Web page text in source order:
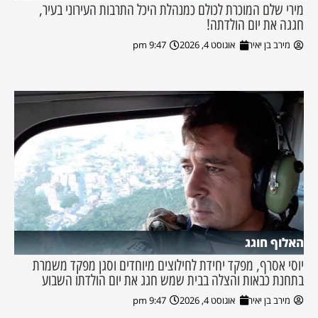
מירי שלם המוכרת לכולם כמנהלת היכל התרבות העירוני בעיר,
חגגה את יום הולדתה!
מירב בן יאיר אוגוסט 4, 2026 9:47 pm
האלוף חוגג
יוסי אסרף, מפקד יחידת לחילוצים מיוחדים וסגן מפקד משמרת
בתחנת כבאות והצלה בבית שמש חגג את יום הולדתו השבוע
מירב בן יאיר אוגוסט 4, 2026 9:47 pm